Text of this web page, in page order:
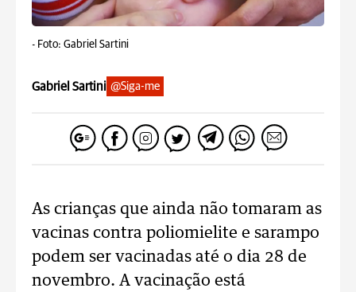
- Foto: Gabriel Sartini
Gabriel Sartini @Siga-me
As crianças que ainda não tomaram as
vacinas contra poliomielite e sarampo
podem ser vacinadas até o dia 28 de
novembro. A vacinação está